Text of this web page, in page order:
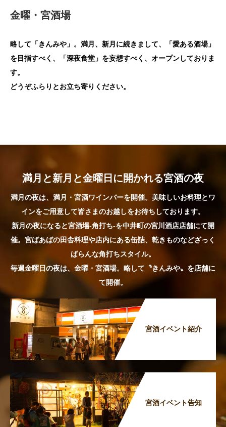
金曜・宮酒場
略して「きんみや」。満月、新月に続きまして、「愛ある酒場」
を目指すべく、「深夜食堂」を妄想すべく、オープンしておりま
す。
どうぞふらりとお立ち寄りください。
満月と新月と金曜日に開かれる宮酒の夜
満月の夜は、満月・宮酒ワインバーを開催。美味しいお料理とワ
インをご用意して皆さまのお越しをお待ちしております。
新月の夜になると宮酒場-角打ち-を中井町の宮川酒店店舗にて開
催。宮ばあばの田舎料理や店内にある缶詰、乾きものなどざっく
ばらんな角打ちスタイル。
毎週金曜日の夜は、金曜・宮酒場。略して〝きんみや〟を店舗に
て開催。
宮酒イベント紹介
宮酒イベント告知